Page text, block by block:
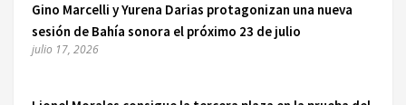
Gino Marcelli y Yurena Darias protagonizan una nueva
sesión de Bahía sonora el próximo 23 de julio
julio 17, 2026